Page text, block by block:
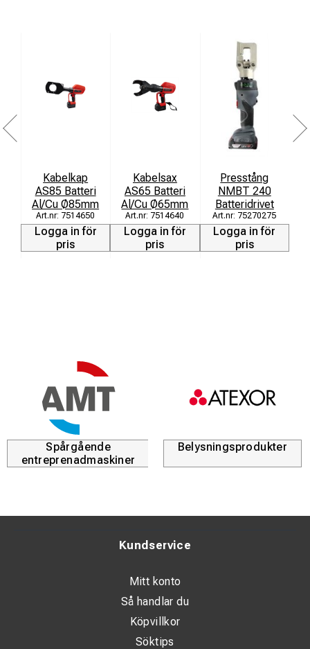
Kabelkap
AS85 Batteri
Al/Cu Ø85mm
7514650
Logga in för
pris
Kabelsax
AS65 Batteri
Al/Cu Ø65mm
7514640
Logga in för
pris
Presstång
NMBT 240
Batteridrivet
75270275
Logga in för
pris
Spårgående
entreprenadmaskiner
Belysningsprodukter
Kundservice
Mitt konto
Så handlar du
Köpvillkor
Söktips